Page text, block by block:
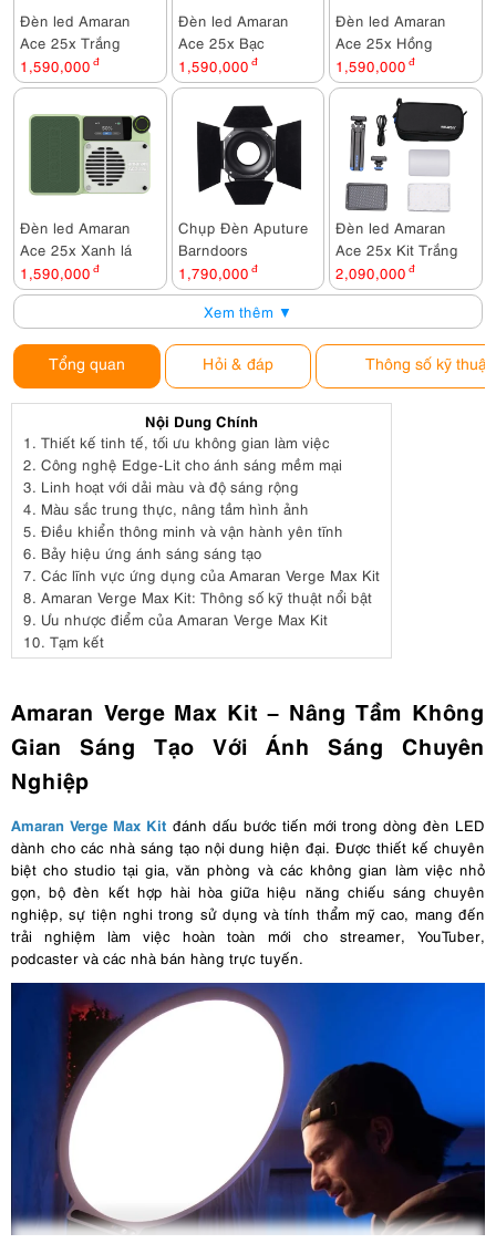
Đèn led Amaran
Ace 25x Trắng
1,590,000 đ
Đèn led Amaran
Ace 25x Bạc
1,590,000 đ
Đèn led Amaran
Ace 25x Hồng
1,590,000 đ
Đèn led Amaran
Ace 25x Xanh lá
1,590,000 đ
Chụp Đèn Aputure
Barndoors
1,790,000 đ
Đèn led Amaran
Ace 25x Kit Trắng
2,090,000 đ
Xem thêm ▼
Tổng quan Hỏi & đáp Thông số kỹ thuật
Nội Dung Chính
1. Thiết kế tinh tế, tối ưu không gian làm việc
2. Công nghệ Edge-Lit cho ánh sáng mềm mại
3. Linh hoạt với dải màu và độ sáng rộng
4. Màu sắc trung thực, nâng tầm hình ảnh
5. Điều khiển thông minh và vận hành yên tĩnh
6. Bảy hiệu ứng ánh sáng sáng tạo
7. Các lĩnh vực ứng dụng của Amaran Verge Max Kit
8. Amaran Verge Max Kit: Thông số kỹ thuật nổi bật
9. Ưu nhược điểm của Amaran Verge Max Kit
10. Tạm kết
Amaran Verge Max Kit – Nâng Tầm Không
Gian Sáng Tạo Với Ánh Sáng Chuyên
Nghiệp
Amaran Verge Max Kit đánh dấu bước tiến mới trong dòng đèn LED
dành cho các nhà sáng tạo nội dung hiện đại. Được thiết kế chuyên
biệt cho studio tại gia, văn phòng và các không gian làm việc nhỏ
gọn, bộ đèn kết hợp hài hòa giữa hiệu năng chiếu sáng chuyên
nghiệp, sự tiện nghi trong sử dụng và tính thẩm mỹ cao, mang đến
trải nghiệm làm việc hoàn toàn mới cho streamer, YouTuber,
podcaster và các nhà bán hàng trực tuyến.